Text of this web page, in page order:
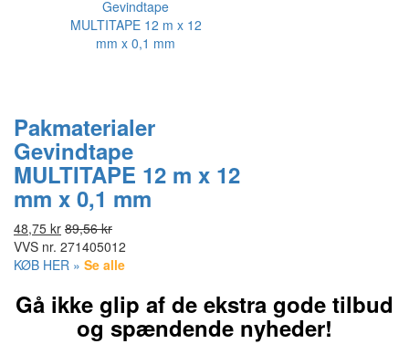
Pakmaterialer
Gevindtape
MULTITAPE 12 m x 12
mm x 0,1 mm
48,75 kr 89,56 kr
VVS nr. 271405012
KØB HER » Se alle
Gå ikke glip af de ekstra gode tilbud
og spændende nyheder!